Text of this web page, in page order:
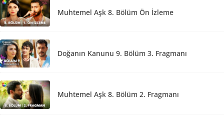
Muhtemel Aşk 8. Bölüm Ön İzleme
Doğanın Kanunu 9. Bölüm 3. Fragmanı
Muhtemel Aşk 8. Bölüm 2. Fragmanı